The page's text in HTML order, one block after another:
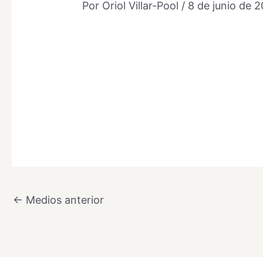
Por Oriol Villar-Pool / 8 de junio de
← Medios anterior